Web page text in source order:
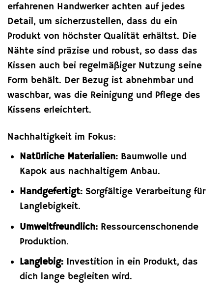
erfahrenen Handwerker achten auf jedes
Detail, um sicherzustellen, dass du ein
Produkt von höchster Qualität erhältst. Die
Nähte sind präzise und robust, so dass das
Kissen auch bei regelmäßiger Nutzung seine
Form behält. Der Bezug ist abnehmbar und
waschbar, was die Reinigung und Pflege des
Kissens erleichtert.
Nachhaltigkeit im Fokus:
Natürliche Materialien:Baumwolle und
Kapok aus nachhaltigem Anbau.
Handgefertigt:Sorgfältige Verarbeitung für
Langlebigkeit.
Umweltfreundlich:Ressourcenschonende
Produktion.
Langlebig:Investition in ein Produkt, das
dich lange begleiten wird.